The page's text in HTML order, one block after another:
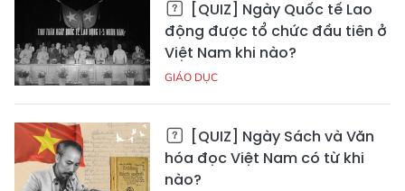
[QUIZ] Ngày Quốc tế Lao
động được tổ chức đầu tiên ở
Việt Nam khi nào?
GIÁO DỤC
[QUIZ] Ngày Sách và Văn
hóa đọc Việt Nam có từ khi
nào?